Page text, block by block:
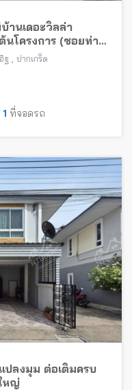
านเดอะวิลล่า
นโครงการ (ซอยท่า
สายสีม่วง
ฐ , ปากเกร็ด
1 ที่จอดรถ
ปลงมุม ต่อเติมครบ
หญ่